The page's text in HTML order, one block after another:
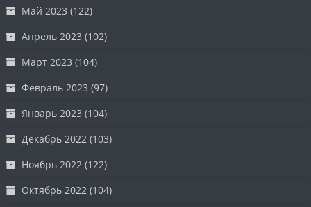
Май 2023 (122)
Апрель 2023 (102)
Март 2023 (104)
Февраль 2023 (97)
Январь 2023 (104)
Декабрь 2022 (103)
Ноябрь 2022 (122)
Октябрь 2022 (104)